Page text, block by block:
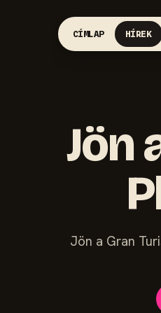
CÍMLAP HÍREK
Jön
Jön a Gran